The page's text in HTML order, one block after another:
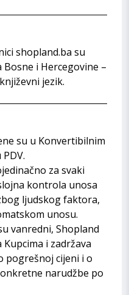
shopland.ba su
i Hercegovine –
jezik.
su u Konvertibilnim
za svaki
kontrola unosa
ljudskog faktora,
unosu.
vanredni, Shopland
i zadržava
pogrešnoj cijeni i o
narudžbe po